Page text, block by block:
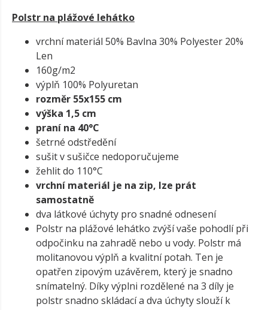
Polstr na plážové lehátko
vrchní materiál 50% Bavlna 30% Polyester 20%
Len
160g/m2
výplň 100% Polyuretan
rozměr 55x155 cm
výška 1,5 cm
praní na 40°C
šetrné odstředění
sušit v sušičce nedoporučujeme
žehlit do 110°C
vrchní materiál je na zip, lze prát
samostatně
dva látkové úchyty pro snadné odnesení
Polstr na plážové lehátko zvýší vaše pohodlí při
odpočinku na zahradě nebo u vody. Polstr má
molitanovou výplň a kvalitní potah. Ten je
opatřen zipovým uzávěrem, který je snadno
snímatelný. Díky výplni rozdělené na 3 díly je
polstr snadno skládací a dva úchyty slouží k